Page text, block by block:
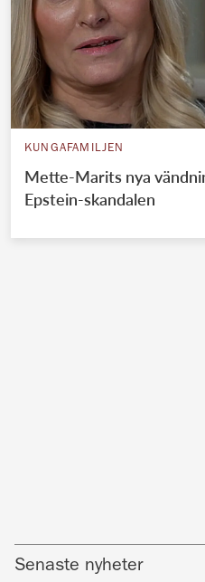
KUNGAFAMILJEN
Mette-Marits nya
Epstein-skandalen
Senaste nyheter